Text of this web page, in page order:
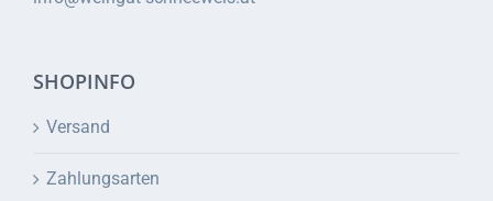
SHOPINFO
Versand
Zahlungsarten